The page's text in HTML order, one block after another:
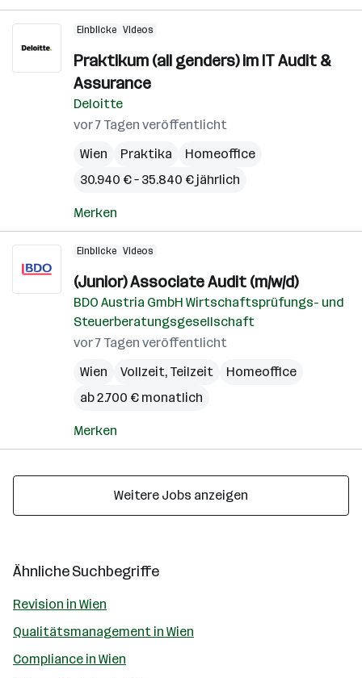
Einblicke Videos
Praktikum (all genders) im IT Audit &
Assurance
Deloitte
vor 7 Tagen veröffentlicht
Wien
Praktika
Homeoffice
30.940 € – 35.840 € jährlich
Merken
Einblicke Videos
(Junior) Associate Audit (m/w/d)
BDO Austria GmbH Wirtschaftsprüfungs- und
Steuerberatungsgesellschaft
vor 7 Tagen veröffentlicht
Wien
Vollzeit, Teilzeit
Homeoffice
ab 2.700 € monatlich
Merken
Weitere Jobs anzeigen
Ähnliche Suchbegriffe
Revision in Wien
Qualitätsmanagement in Wien
Compliance in Wien